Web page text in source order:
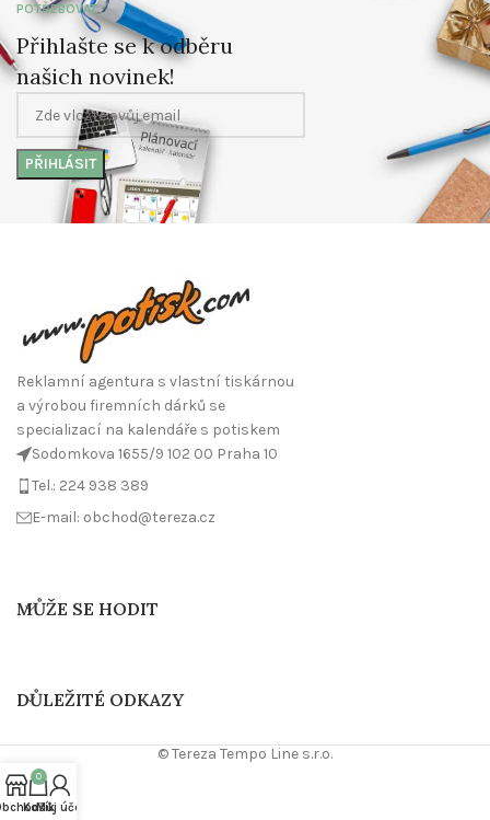
POTŘEBOVAT
Přihlašte se k odběru
našich novinek!
Reklamní agentura s vlastní tiskárnou
a výrobou firemních dárků se
specializací na kalendáře s potiskem
Sodomkova 1655/9 102 00 Praha 10
Tel.: 224 938 389
E-mail: obchod@tereza.cz
MŮŽE SE HODIT
DŮLEŽITÉ ODKAZY
© Tereza Tempo Line s.r.o.
0
Košík
Můj účet